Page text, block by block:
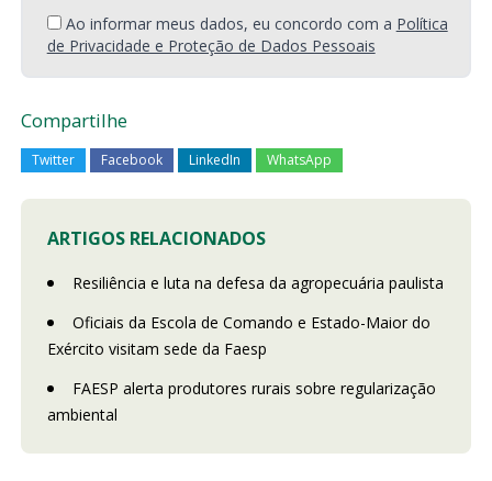
Ao informar meus dados, eu concordo com a Política
de Privacidade e Proteção de Dados Pessoais
Compartilhe
Twitter Facebook LinkedIn WhatsApp
ARTIGOS RELACIONADOS
Resiliência e luta na defesa da agropecuária paulista
Oficiais da Escola de Comando e Estado-Maior do
Exército visitam sede da Faesp
FAESP alerta produtores rurais sobre regularização
ambiental